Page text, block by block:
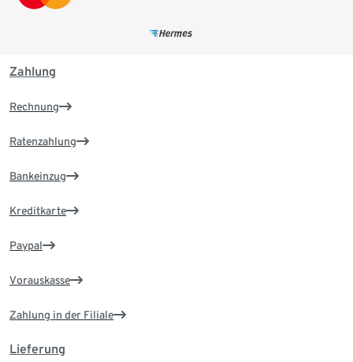
Zahlung
Rechnung
Ratenzahlung
Bankeinzug
Kreditkarte
Paypal
Vorauskasse
Zahlung in der Filiale
Lieferung